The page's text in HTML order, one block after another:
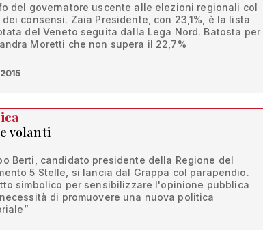
del governatore uscente alle elezioni regionali col
dei consensi. Zaia Presidente, con 23,1%, è la lista
del Veneto seguita dalla Lega Nord. Batosta per
Moretti che non supera il 22,7%
volanti
Berti, candidato presidente della Regione del
5 Stelle, si lancia dal Grappa col parapendio.
simbolico per sensibilizzare l'opinione pubblica
di promuovere una nuova politica